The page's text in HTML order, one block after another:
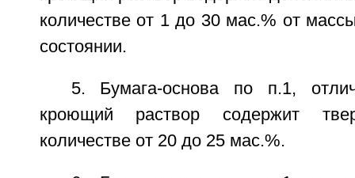
количестве от 1 до 30 мас.% от
состоянии.
5. Бумага-основа по п.1,
кроющий раствор содержит
количестве от 20 до 25 мас.%.